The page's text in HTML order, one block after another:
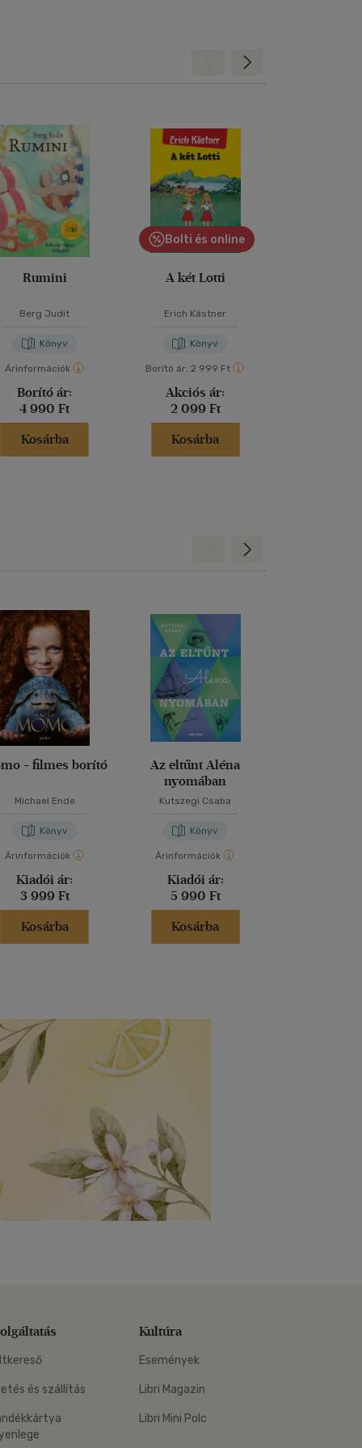
Rumini
Berg Judit
Könyv
Árinformációk
Borító ár:
4 990 Ft
Kosárba
Bolti és online
A két Lotti
Erich Kästner
Könyv
Borító ár: 2 999 Ft
Akciós ár:
2 099 Ft
Kosárba
Előre
- filmes borító
Michael Ende
Könyv
Árinformációk
Kiadói ár:
3 999 Ft
Kosárba
Az eltűnt Aléna
nyomában
Kutszegi Csaba
Könyv
Árinformációk
Kiadói ár:
5 990 Ft
Kosárba
Előre
és szállítás
Kultúra
Események
Libri Magazin
Libri Mini Polc